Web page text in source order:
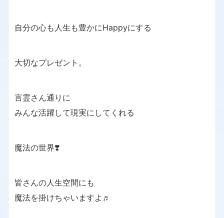
自分の心も人生も豊かにHappyにする
大切なプレゼント。
言霊さん通りに
みんな活躍して現実にしてくれる
魔法の世界❣️
皆さんの人生空間にも
魔法を掛けちゃいますよ♬